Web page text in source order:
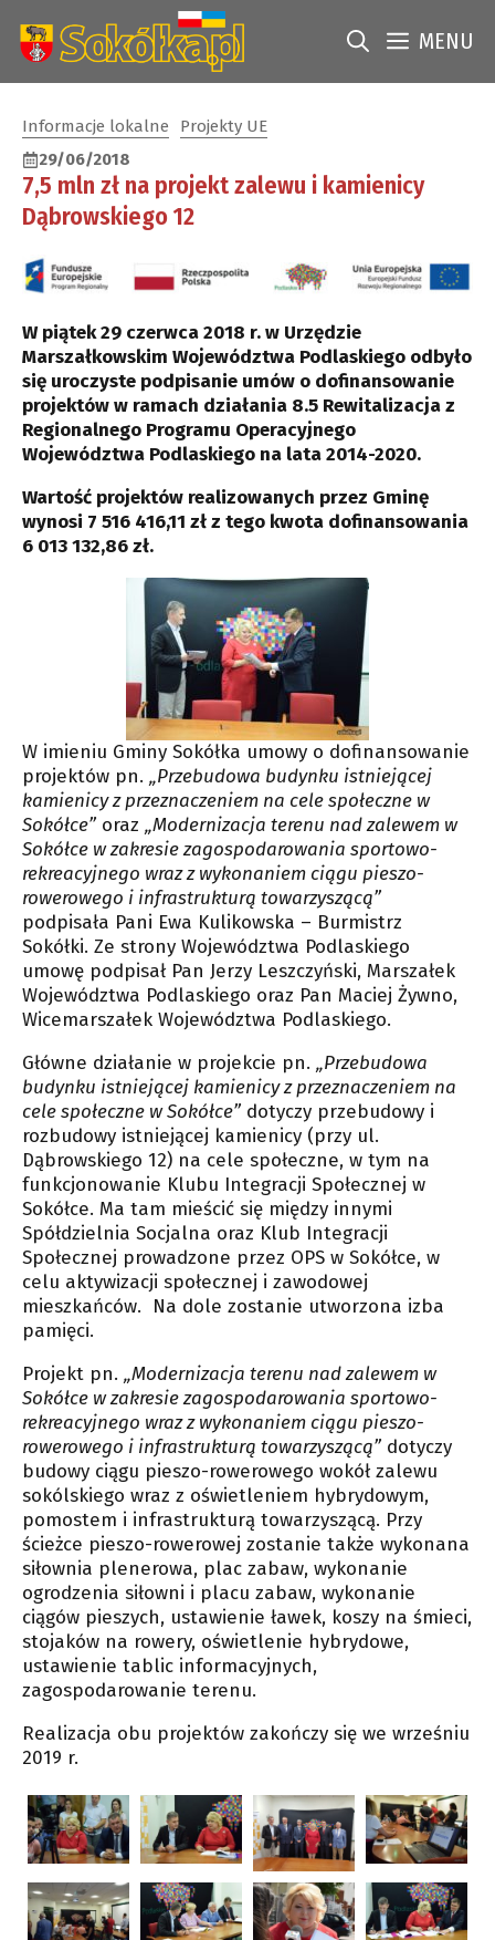
treści
MENU
Informacje lokalne
Projekty UE
29/06/2018
7,5 mln zł na projekt zalewu i kamienicy
Dąbrowskiego 12
W piątek 29 czerwca 2018 r. w Urzędzie
Marszałkowskim Województwa Podlaskiego odbyło
się uroczyste podpisanie umów o dofinansowanie
projektów w ramach działania 8.5 Rewitalizacja z
Regionalnego Programu Operacyjnego
Województwa Podlaskiego na lata 2014-2020.
Wartość projektów realizowanych przez Gminę
wynosi 7 516 416,11 zł z tego kwota dofinansowania
6 013 132,86 zł.
W imieniu Gminy Sokółka umowy o dofinansowanie
projektów pn. „Przebudowa budynku istniejącej
kamienicy z przeznaczeniem na cele społeczne w
Sokółce” oraz „Modernizacja terenu nad zalewem w
Sokółce w zakresie zagospodarowania sportowo-
rekreacyjnego wraz z wykonaniem ciągu pieszo-
rowerowego i infrastrukturą towarzyszącą”
podpisała Pani Ewa Kulikowska – Burmistrz
Sokółki. Ze strony Województwa Podlaskiego
umowę podpisał Pan Jerzy Leszczyński, Marszałek
Województwa Podlaskiego oraz Pan Maciej Żywno,
Wicemarszałek Województwa Podlaskiego.
Główne działanie w projekcie pn. „Przebudowa
budynku istniejącej kamienicy z przeznaczeniem na
cele społeczne w Sokółce” dotyczy przebudowy i
rozbudowy istniejącej kamienicy (przy ul.
Dąbrowskiego 12) na cele społeczne, w tym na
funkcjonowanie Klubu Integracji Społecznej w
Sokółce. Ma tam mieścić się między innymi
Spółdzielnia Socjalna oraz Klub Integracji
Społecznej prowadzone przez OPS w Sokółce, w
celu aktywizacji społecznej i zawodowej
mieszkańców. Na dole zostanie utworzona izba
pamięci.
Projekt pn. „Modernizacja terenu nad zalewem w
Sokółce w zakresie zagospodarowania sportowo-
rekreacyjnego wraz z wykonaniem ciągu pieszo-
rowerowego i infrastrukturą towarzyszącą” dotyczy
budowy ciągu pieszo-rowerowego wokół zalewu
sokólskiego wraz z oświetleniem hybrydowym,
pomostem i infrastrukturą towarzyszącą. Przy
ścieżce pieszo-rowerowej zostanie także wykonana
siłownia plenerowa, plac zabaw, wykonanie
ogrodzenia siłowni i placu zabaw, wykonanie
ciągów pieszych, ustawienie ławek, koszy na śmieci,
stojaków na rowery, oświetlenie hybrydowe,
ustawienie tablic informacyjnych,
zagospodarowanie terenu.
Realizacja obu projektów zakończy się we wrześniu
2019 r.